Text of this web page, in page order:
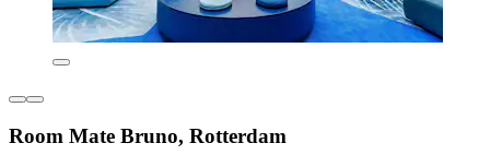
Room Mate Bruno, Rotterdam